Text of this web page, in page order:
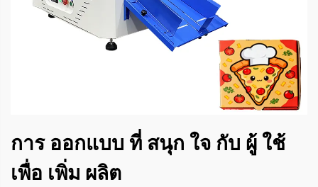
การ ออกแบบ ที่ สนุก ใจ กับ ผู้ ใช้
เพื่อ เพิ่ม ผลิต